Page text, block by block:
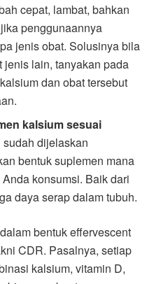
cepat, lambat, bahkan
penggunaannya
jenis obat. Solusinya bila
lain, tanyakan pada
dan obat tersebut
kalsium sesuai
dijelaskan
bentuk suplemen mana
konsumsi. Baik dari
daya serap dalam tubuh.
bentuk effervescent
CDR. Pasalnya, setiap
kalsium, vitamin D,